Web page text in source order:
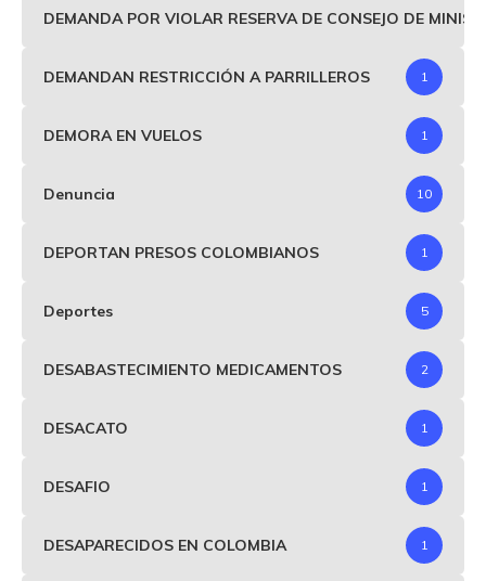
DEMANDA POR VIOLAR RESERVA DE CONSEJO DE
DEMANDAN RESTRICCIÓN A PARRILLEROS 1
DEMORA EN VUELOS 1
Denuncia 10
DEPORTAN PRESOS COLOMBIANOS 1
Deportes 5
DESABASTECIMIENTO MEDICAMENTOS 2
DESACATO 1
DESAFIO 1
DESAPARECIDOS EN COLOMBIA 1